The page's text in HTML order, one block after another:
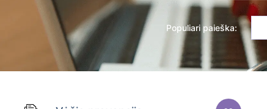
Populiari paieška: